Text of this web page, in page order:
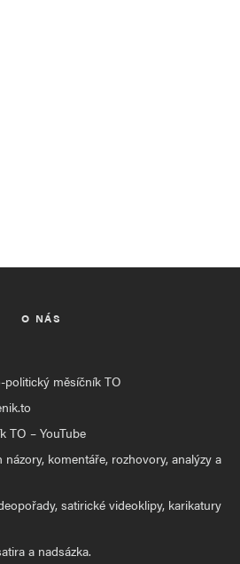
O NÁS
měsíčník TO
TO – YouTube
komentáře, rozhovory, analýzy a
satirické videoklipy, karikatury
a nadsázka.